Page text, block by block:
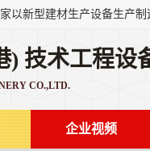
) 技术工程设
CO.,LTD.
企业视频